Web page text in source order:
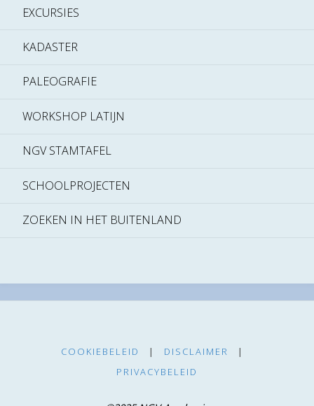
EXCURSIES
KADASTER
PALEOGRAFIE
WORKSHOP LATIJN
NGV STAMTAFEL
SCHOOLPROJECTEN
ZOEKEN IN HET BUITENLAND
COOKIEBELEID | DISCLAIMER
|
PRIVACYBELEID